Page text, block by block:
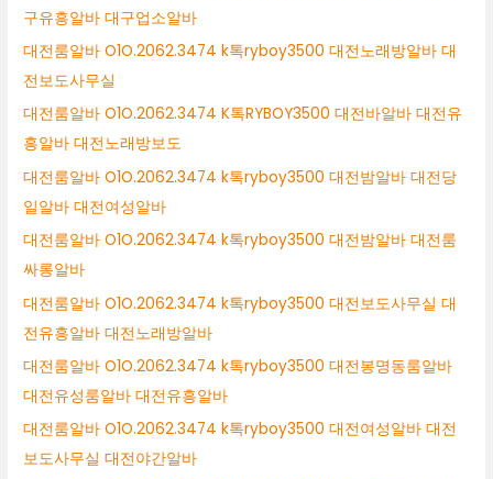
구유흥알바 대구업소알바
대전룸알바 O1O.2062.3474 k톡ryboy3500 대전노래방알바 대
전보도사무실
대전룸알바 O1O.2062.3474 K톡RYBOY3500 대전바알바 대전유
흥알바 대전노래방보도
대전룸알바 O1O.2062.3474 k톡ryboy3500 대전밤알바 대전당
일알바 대전여성알바
대전룸알바 O1O.2062.3474 k톡ryboy3500 대전밤알바 대전룸
싸롱알바
대전룸알바 O1O.2062.3474 k톡ryboy3500 대전보도사무실 대
전유흥알바 대전노래방알바
대전룸알바 O1O.2062.3474 k톡ryboy3500 대전봉명동룸알바
대전유성룸알바 대전유흥알바
대전룸알바 O1O.2062.3474 k톡ryboy3500 대전여성알바 대전
보도사무실 대전야간알바